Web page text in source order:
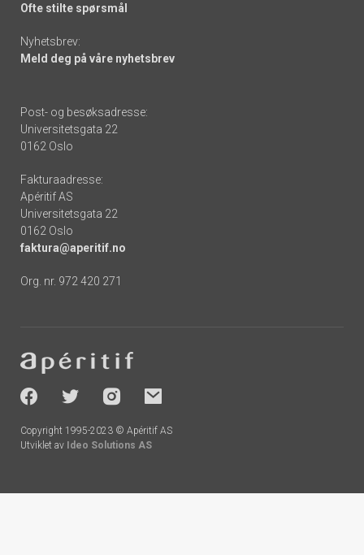
Ofte stilte spørsmål
Nyhetsbrev:
Meld deg på våre nyhetsbrev
Post- og besøksadresse:
Universitetsgata 22
0162 Oslo
Fakturaadresse:
Apéritif AS
Universitetsgata 22
0162 Oslo
faktura@aperitif.no
Org. nr. 972 420 271
-
socials
Copyright 1995-2023 © Apéritif AS
Utviklet av Ideo Solutions AS